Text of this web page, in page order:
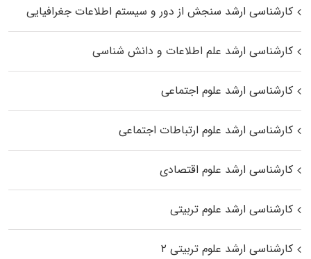
کارشناسی ارشد سنجش از دور و سیستم اطلاعات جغرافیایی
کارشناسی ارشد علم اطلاعات و دانش شناسی
کارشناسی ارشد علوم اجتماعی
کارشناسی ارشد علوم ارتباطات اجتماعی
کارشناسی ارشد علوم اقتصادی
کارشناسی ارشد علوم تربیتی
کارشناسی ارشد علوم تربیتی ۲